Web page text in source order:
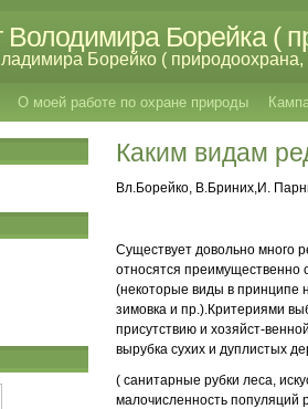
Володимира Борейка (
Борейко ( природоохрана,
О моей работе по охране природы
Каким видам
Вл.Борейко, В.Бриних,И.
Существует довольно много
относятся
(некоторые виды в принципе
зимовкаи пр.).Критериями
присутствию и хозяйст-
вырубка сухих и дуплистых
( санитарные рубки леса,
малочисленностьпопуляций